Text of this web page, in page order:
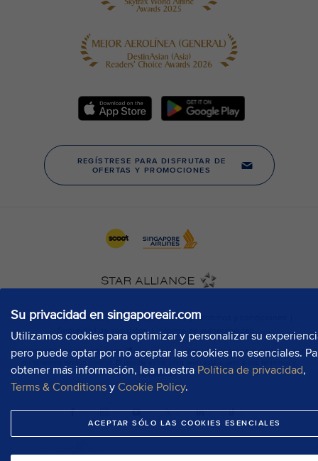
Su privacidad en singaporeair.com
Utilizamos cookies para optimizar y personalizar su
pero puede optar por no aceptar las cookies no esenciales.
obtener más información, lea nuestra Política de privacidad,
Terms & Conditions y Cookie Policy.
ACEPTAR SÓLO LAS COOKIES ESENCIALES